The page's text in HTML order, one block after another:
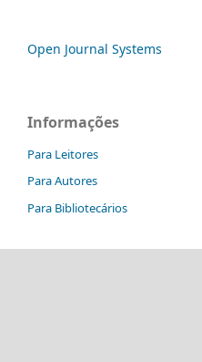
Open Journal Systems
Informações
Para Leitores
Para Autores
Para Bibliotecários